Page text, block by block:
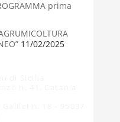
prima
11/02/2025